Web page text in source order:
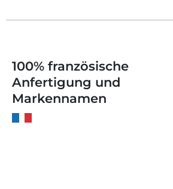
100% französische
Anfertigung und
Markennamen